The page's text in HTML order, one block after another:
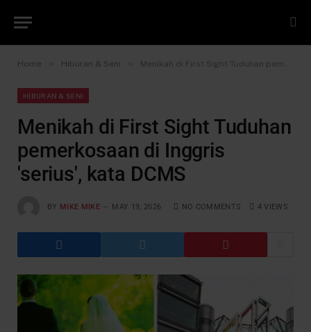
Home Hiburan & Seni Menikah di First Sight Tuduhan pemerkosaan di Inggris 'serius', kata DCMS
HIBURAN & SENI
Menikah di First Sight Tuduhan
pemerkosaan di Inggris
'serius', kata DCMS
BY MIKE MIKE MAY 19, 2026 NO COMMENTS 4VIEWS